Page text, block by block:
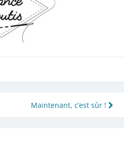
Maintenant, c’est sûr !